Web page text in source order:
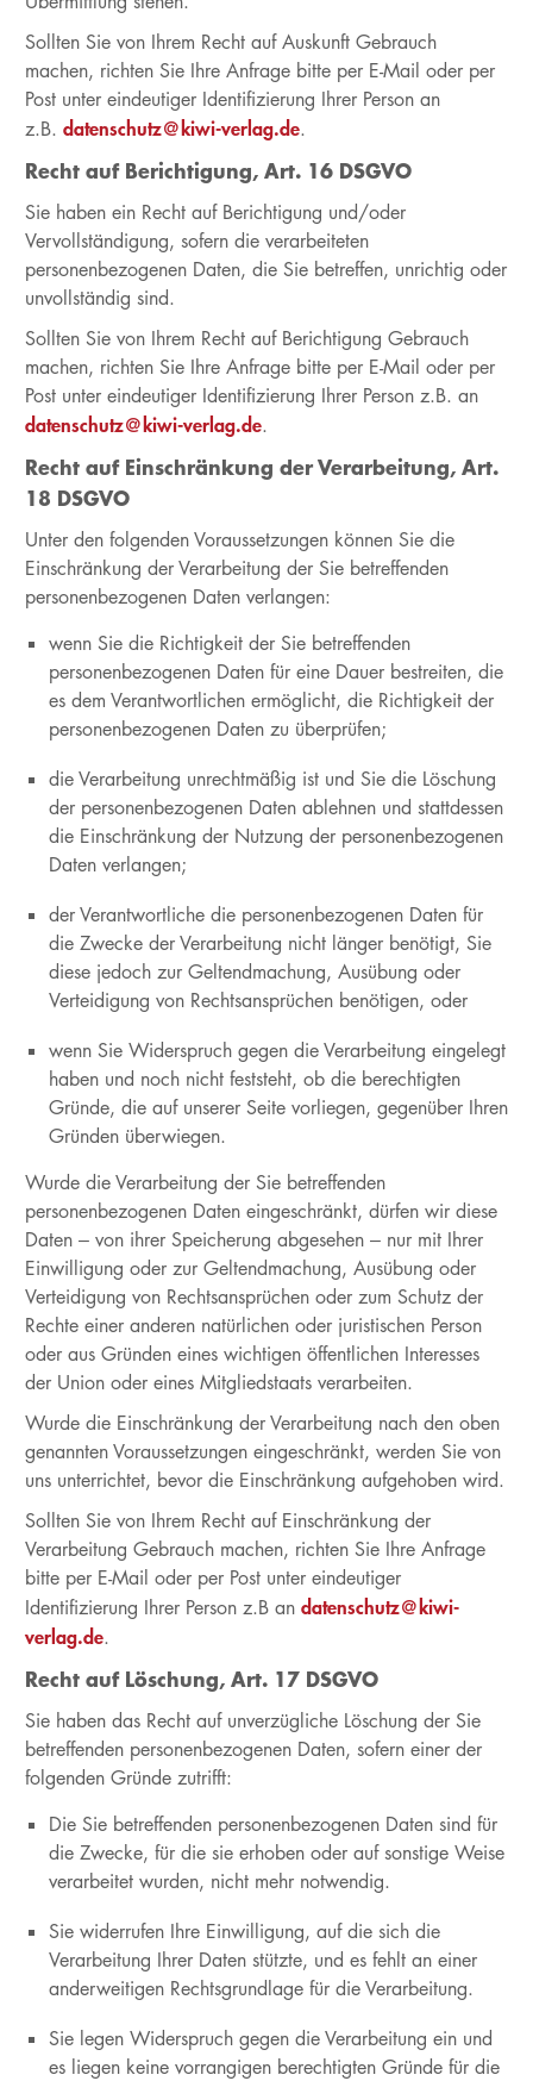
Sollten Sie von Ihrem Recht auf Auskunft Gebrauch
machen, richten Sie Ihre Anfrage bitte per E-Mail oder per
Post unter eindeutiger Identifizierung Ihrer Person an
z.B. datenschutz@kiwi-verlag.de.
Recht auf Berichtigung, Art. 16 DSGVO
Sie haben ein Recht auf Berichtigung und/oder
Vervollständigung, sofern die verarbeiteten
personenbezogenen Daten, die Sie betreffen, unrichtig oder
unvollständig sind.
Sollten Sie von Ihrem Recht auf Berichtigung Gebrauch
machen, richten Sie Ihre Anfrage bitte per E-Mail oder per
Post unter eindeutiger Identifizierung Ihrer Person z.B. an
datenschutz@kiwi-verlag.de.
Recht auf Einschränkung der Verarbeitung, Art.
18 DSGVO
Unter den folgenden Voraussetzungen können Sie die
Einschränkung der Verarbeitung der Sie betreffenden
personenbezogenen Daten verlangen:
wenn Sie die Richtigkeit der Sie betreffenden
personenbezogenen Daten für eine Dauer bestreiten, die
es dem Verantwortlichen ermöglicht, die Richtigkeit der
personenbezogenen Daten zu überprüfen;
die Verarbeitung unrechtmäßig ist und Sie die Löschung
der personenbezogenen Daten ablehnen und stattdessen
die Einschränkung der Nutzung der personenbezogenen
Daten verlangen;
der Verantwortliche die personenbezogenen Daten für
die Zwecke der Verarbeitung nicht länger benötigt, Sie
diese jedoch zur Geltendmachung, Ausübung oder
Verteidigung von Rechtsansprüchen benötigen, oder
wenn Sie Widerspruch gegen die Verarbeitung eingelegt
haben und noch nicht feststeht, ob die berechtigten
Gründe, die auf unserer Seite vorliegen, gegenüber Ihren
Gründen überwiegen.
Wurde die Verarbeitung der Sie betreffenden
personenbezogenen Daten eingeschränkt, dürfen wir diese
Daten – von ihrer Speicherung abgesehen – nur mit Ihrer
Einwilligung oder zur Geltendmachung, Ausübung oder
Verteidigung von Rechtsansprüchen oder zum Schutz der
Rechte einer anderen natürlichen oder juristischen Person
oder aus Gründen eines wichtigen öffentlichen Interesses
der Union oder eines Mitgliedstaats verarbeiten.
Wurde die Einschränkung der Verarbeitung nach den oben
genannten Voraussetzungen eingeschränkt, werden Sie von
uns unterrichtet, bevor die Einschränkung aufgehoben wird.
Sollten Sie von Ihrem Recht auf Einschränkung der
Verarbeitung Gebrauch machen, richten Sie Ihre Anfrage
bitte per E-Mail oder per Post unter eindeutiger
Identifizierung Ihrer Person z.B an datenschutz@kiwi-
verlag.de.
Recht auf Löschung, Art. 17 DSGVO
Sie haben das Recht auf unverzügliche Löschung der Sie
betreffenden personenbezogenen Daten, sofern einer der
folgenden Gründe zutrifft:
Die Sie betreffenden personenbezogenen Daten sind für
die Zwecke, für die sie erhoben oder auf sonstige Weise
verarbeitet wurden, nicht mehr notwendig.
Sie widerrufen Ihre Einwilligung, auf die sich die
Verarbeitung Ihrer Daten stützte, und es fehlt an einer
anderweitigen Rechtsgrundlage für die Verarbeitung.
Sie legen Widerspruch gegen die Verarbeitung ein und
es liegen keine vorrangigen berechtigten Gründe für die